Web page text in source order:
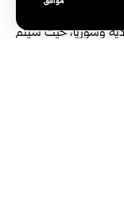
واقع الكهرباء،
وسوريا، حيث سيتم